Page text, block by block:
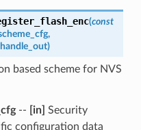
(const
,
)
based scheme for NVS
-- [in] Security
configuration data